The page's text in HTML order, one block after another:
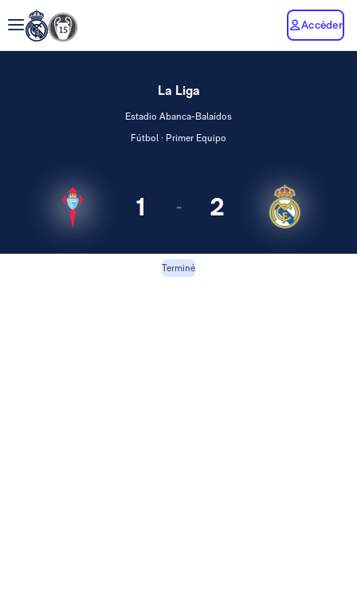
Accéder
La Liga
Estadio Abanca-Balaídos
Fútbol · Primer Equipo
1 - 2
Terminé